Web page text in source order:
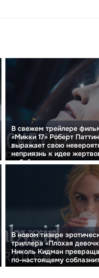
В свежем трейлере
«Микки 17» Роберт
выражает свою
неприязнь к идее
собой ради
В новом тизере
триллера «Плохая
Николь Кидман
по-настоящему
и вызывающую героиню